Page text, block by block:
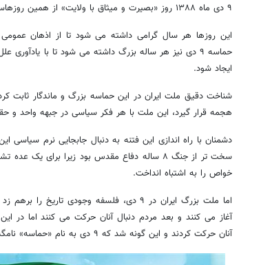
۹ دی ماه ۱۳۸۸ روز «بصیرت و میثاق با ولایت» از همین روزهاست.
این روزها هر سال گرامی داشته می شود تا از اذهان
حماسه ۹ دی نیز هر ساله بزرگ داشته می شود تا با
ایجاد شود.
شناخت دقیق ملت ایران در این حماسه بزرگ و ماندگار ثابت
هجمه قرار گیرد، این ملت با هر فکر سیاسی در جبهه واحد و
سخت تر از جنگ ۸ ساله دفاع مقدس بود زیرا
خواص را به اشتباه انداخت.
اما ملت بزرگ ایران در ۹ دی، فلسفه وجودی
آغاز می کنند و بعد مردم دنبال آنان حرکت می کنند اما در
آنان حرکت کردند و این گونه شد که ۹ دی به نام «حماسه» نامگذاری شد.